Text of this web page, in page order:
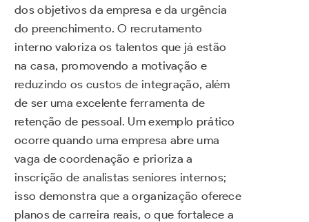
dos objetivos da empresa e da urgência
do preenchimento. O recrutamento
interno valoriza os talentos que já estão
na casa, promovendo a motivação e
reduzindo os custos de integração, além
de ser uma excelente ferramenta de
retenção de pessoal. Um exemplo prático
ocorre quando uma empresa abre uma
vaga de coordenação e prioriza a
inscrição de analistas seniores internos;
isso demonstra que a organização oferece
planos de carreira reais, o que fortalece a